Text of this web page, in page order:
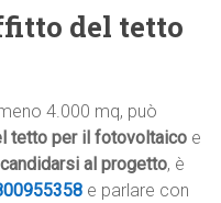
del tetto
4.000 mq, può
tetto per il fotovoltaico e
candidarsi al progetto, è
e parlare con